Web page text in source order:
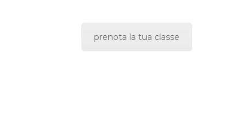
prenota la tua classe